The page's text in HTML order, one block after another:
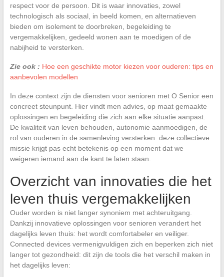
respect voor de persoon. Dit is waar innovaties, zowel
technologisch als sociaal, in beeld komen, en alternatieven
bieden om isolement te doorbreken, begeleiding te
vergemakkelijken, gedeeld wonen aan te moedigen of de
nabijheid te versterken.
Zie ook : Hoe een geschikte motor kiezen voor ouderen: tips en
aanbevolen modellen
In deze context zijn de diensten voor senioren met O Senior een
concreet steunpunt. Hier vindt men advies, op maat gemaakte
oplossingen en begeleiding die zich aan elke situatie aanpast.
De kwaliteit van leven behouden, autonomie aanmoedigen, de
rol van ouderen in de samenleving versterken: deze collectieve
missie krijgt pas echt betekenis op een moment dat we
weigeren iemand aan de kant te laten staan.
Overzicht van innovaties die het
leven thuis vergemakkelijken
Ouder worden is niet langer synoniem met achteruitgang.
Dankzij innovatieve oplossingen voor senioren verandert het
dagelijks leven thuis: het wordt comfortabeler en veiliger.
Connected devices vermenigvuldigen zich en beperken zich niet
langer tot gezondheid: dit zijn de tools die het verschil maken in
het dagelijks leven: